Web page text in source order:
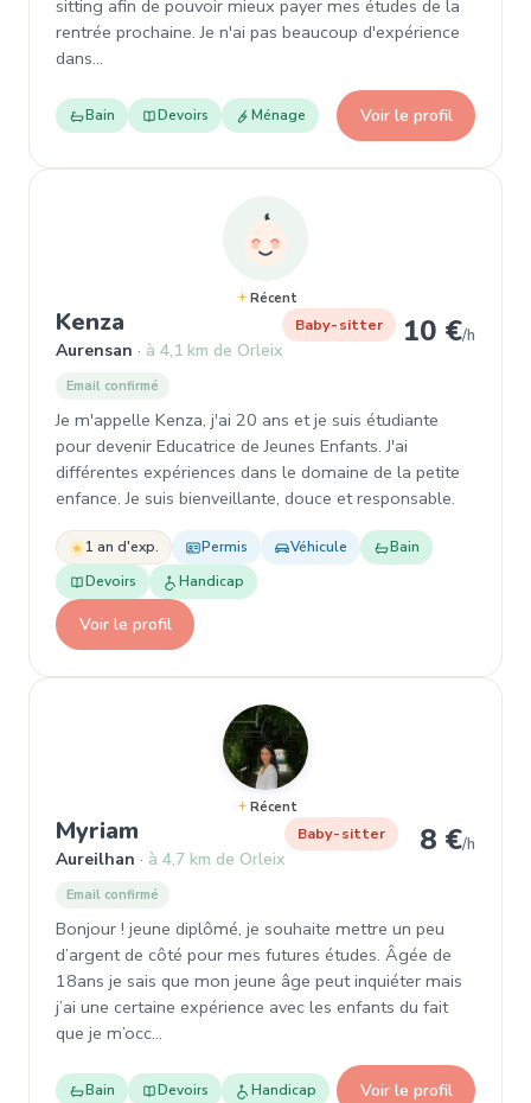
sitting afin de pouvoir mieux payer mes études de la
rentrée prochaine. Je n'ai pas beaucoup d'expérience
dans…
Bain Devoirs Ménage Voir le profil
Récent
Kenza , Baby-sitter à Aurensan
Aurensan à 4,1 km de Orleix
Baby-sitter 10 €/h
Email confirmé
Je m'appelle Kenza, j'ai 20 ans et je suis étudiante
pour devenir Educatrice de Jeunes Enfants. J'ai
différentes expériences dans le domaine de la petite
enfance. Je suis bienveillante, douce et responsable.
1 an d'exp. Permis Véhicule
Bain
Devoirs
Handicap
Voir le profil
Récent
Myriam , Baby-sitter à Aureilhan
Aureilhan à 4,7 km de Orleix
Baby-sitter 8 €/h
Email confirmé
Bonjour ! jeune diplômé, je souhaite mettre un peu
d’argent de côté pour mes futures études. Âgée de
18ans je sais que mon jeune âge peut inquiéter mais
j’ai une certaine expérience avec les enfants du fait
que je m’occ…
Bain Devoirs Handicap Voir le profil